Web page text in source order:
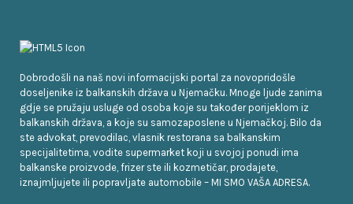
Dobrodošli na naš novi informacijski portal za novopridošle
doseljenike iz balkanskih država u Njemačku. Mnoge ljude zanima
gdje se pružaju usluge od osoba koje su također porijeklom iz
balkanskih država, a koje su samozaposlene u Njemačkoj. Bilo da
ste advokat, prevodilac, vlasnik restorana sa balkanskim
specijalitetima, vodite supermarket koji u svojoj ponudi ima
balkanske proizvode, frizer ste ili kozmetičar, prodajete,
iznajmljujete ili popravljate automobile – MI SMO VAŠA ADRESA.